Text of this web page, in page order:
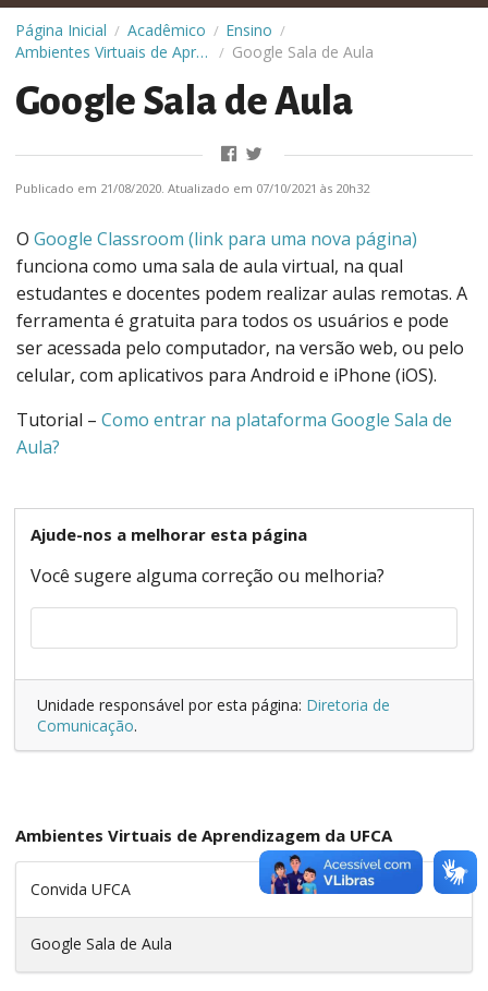
Página Inicial / Acadêmico / Ensino /
Ambientes Virtuais de Aprendizagem da UFCA / Google Sala de Aula
Google Sala de Aula
Publicado em 21/08/2020. Atualizado em 07/10/2021 às 20h32
O Google Classroom (link para uma nova página)
funciona como uma sala de aula virtual, na qual
estudantes e docentes podem realizar aulas remotas. A
ferramenta é gratuita para todos os usuários e pode
ser acessada pelo computador, na versão web, ou pelo
celular, com aplicativos para Android e iPhone (iOS).
Tutorial – Como entrar na plataforma Google Sala de
Aula?
Ajude-nos a melhorar esta página
Você sugere alguma correção ou melhoria?
Unidade responsável por esta página: Diretoria de
Comunicação.
Ambientes Virtuais de Aprendizagem da UFCA
Convida UFCA
Google Sala de Aula